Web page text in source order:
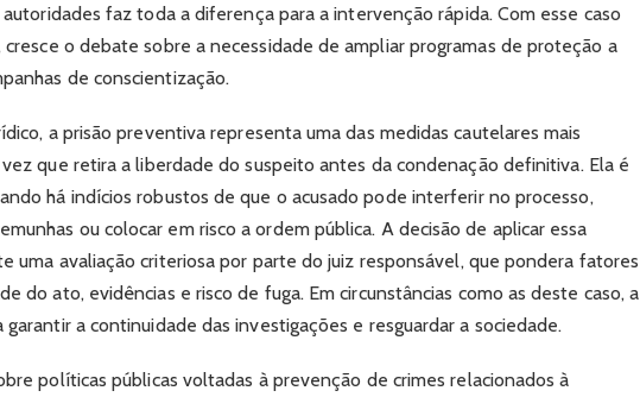
faz toda a diferença para a intervenção rápida. Com esse caso
cresce o debate sobre a necessidade de ampliar programas de proteção a
de conscientização.
a prisão preventiva representa uma das medidas cautelares mais
vez que retira a liberdade do suspeito antes da condenação definitiva. Ela é
há indícios robustos de que o acusado pode interferir no processo,
ou colocar em risco a ordem pública. A decisão de aplicar essa
uma avaliação criteriosa por parte do juiz responsável, que pondera fatores
do ato, evidências e risco de fuga. Em circunstâncias como as deste caso, a
garantir a continuidade das investigações e resguardar a sociedade.
políticas públicas voltadas à prevenção de crimes relacionados à